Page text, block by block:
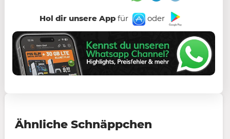
Hol dir unsere Appfür oder
Ähnliche Schnäppchen